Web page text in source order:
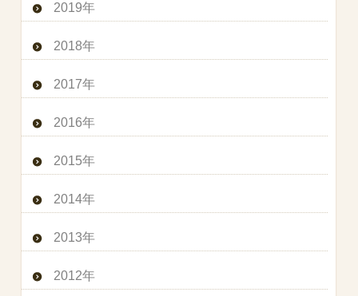
2019年
2018年
2017年
2016年
2015年
2014年
2013年
2012年